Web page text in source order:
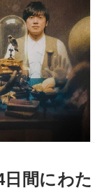
間にわた